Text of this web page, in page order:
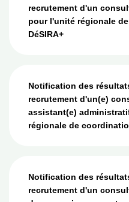
recrutement d'un
pour l'unité régionale
DéSIRA+
Notification des
recrutement d'un(e)
assistant(e)
régionale de
Notification des
recrutement d'un